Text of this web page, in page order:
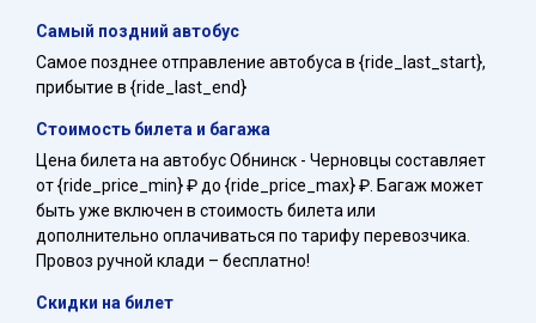
Самый поздний автобус
Самое позднее отправление автобуса в {ride_last_start},
прибытие в {ride_last_end}
Стоимость билета и багажа
Цена билета на автобус Обнинск - Черновцы составляет
от {ride_price_min} ₽ до {ride_price_max} ₽. Багаж может
быть уже включен в стоимость билета или
дополнительно оплачиваться по тарифу перевозчика.
Провоз ручной клади – бесплатно!
Скидки на билет